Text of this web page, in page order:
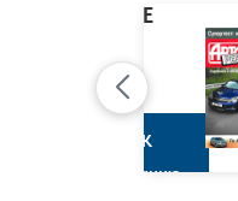
CLAIRE
МАРИ
КЛЭР
К
изданию